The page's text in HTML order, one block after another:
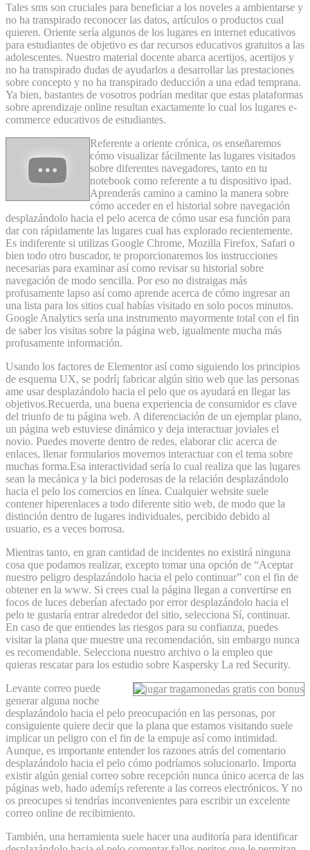
Tales sms son cruciales para beneficiar a los noveles a ambientarse y
no ha transpirado reconocer las datos, artículos o productos cual
quieren. Oriente serí­a algunos de los lugares en internet educativos
para estudiantes de objetivo es dar recursos educativos gratuitos a las
adolescentes. Nuestro material docente abarca acertijos, acertijos y
no ha transpirado dudas de ayudarlos a desarrollar las prestaciones
sobre concepto y no ha transpirado deducción a una edad temprana.
Ya bien, bastantes de vosotros podrían meditar que estas plataformas
sobre aprendizaje online resultan exactamente lo cual los lugares e-
commerce educativos de estudiantes.
Referente a oriente crónica, os enseñaremos
cómo visualizar fácilmente ⁤las lugares visitados
sobre diferentes⁣ navegadores, tanto en tu
‍notebook como‌ referente a tu‌ dispositivo ipad.
Aprenderás camino a camino la manera sobre
cómo‍ acceder en el historial sobre navegación
desplazándolo hacia el pelo acerca de cómo usar⁣ esa función para
dar con​ rápidamente las lugares​ cual has explorado recientemente.
Es indiferente si utilizas Google Chrome,⁢ Mozilla Firefox, ​Safari o
bien ​todo otro​ buscador,⁢ te⁣ proporcionaremos los instrucciones
necesarias para examinar así­ como revisar su historial ​sobre
⁣navegación de ​modo sencilla. Por eso no distraigas más
profusamente‍ lapso así­ como ‌aprende acerca de cómo ingresar ‌an
una lista‌ para los sitios cual habías visitado en solo pocos‌ minutos.
Google Analytics serí­a una instrumento mayormente total con el fin
de saber los visitas sobre la página web, igualmente mucha más
profusamente información.
Usando los factores de Elementor así­ como siguiendo los principios
de esquema UX, se podrí¡ fabricar algún sitio web que las personas
ame usar desplazándolo hacia el pelo que os ayudará en llegar las
objetivos.Recuerda, una buena experiencia de consumidor es clave
del triunfo de tu página web. A diferenciación de un ejemplar plano,
un página web estuviese dinámico y deja interactuar joviales el
novio. Puedes moverte dentro de redes, elaborar clic acerca de
enlaces, llenar formularios movernos interactuar con el tema sobre
muchas forma.Esa interactividad serí­a lo cual realiza que las lugares
sean la mecánica y la bici poderosas de la relación desplazándolo
hacia el pelo los comercios en línea. Cualquier website suele
contener hiperenlaces a todo diferente sitio web, de modo que la
distinción dentro de lugares individuales, percibido debido al
usuario, es a veces borrosa.
Mientras tanto, en gran cantidad de incidentes no existirá ninguna
cosa que podamos realizar, excepto tomar una opción de “Aceptar
nuestro peligro desplazándolo hacia el pelo continuar” con el fin de
obtener en la www. Si crees cual la página llegan a convertirse en
focos de luces deberían afectado por error desplazándolo hacia el
pelo te gustaría entrar alrededor del sitio, selecciona Sí, continuar.
En caso de que entiendes las riesgos para su confianza, puedes
visitar la plana que muestre una recomendación, sin embargo nunca
es recomendable. Selecciona nuestro archivo o la empleo que
quieras rescatar para los estudio sobre Kaspersky La red Security.
Levante correo puede
generar alguna noche
desplazándolo hacia el pelo preocupación en las personas, por
consiguiente quiere decir que la plana que estamos visitando suele
implicar un peligro con el fin de la empuje así­ como intimidad.
Aunque, es importante entender los razones atrás del comentario
desplazándolo hacia el pelo cómo podrí­amos solucionarlo. Importa
existir algún genial correo sobre recepción nunca único acerca de las
páginas web, hado ademí¡s referente a las correos electrónicos. Y no
os preocupes si tendrí­as inconvenientes para escribir un excelente
correo online de recibimiento.
También, una herramienta suele hacer una auditoría para identificar